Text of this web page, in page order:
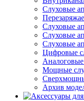
Слуховые
Слуховые
Слуховые
Слуховые
Цифровые
Мощные
Архив